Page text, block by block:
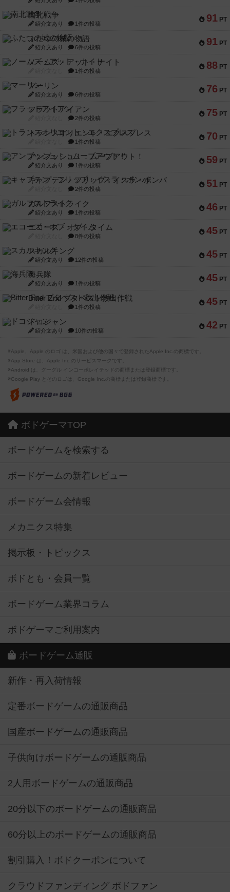
91 PT
南北戦争
紹介文あり 1件の投稿
91 PT
ふたつの城の物語
紹介文あり 6件の投稿
88 PT
ノームズ・アット・ナイト
1件の投稿
76 PT
マーリン
紹介文あり 6件の投稿
75 PT
フラットアイアン
2件の投稿
70 PT
トランスオリエント・エクスプレス
1件の投稿
59 PT
アンブッシュ！：ムーブアウト！
紹介文あり 1件の投稿
51 PT
キャプテン・フリップ：イスラ・ボンバ
2件の投稿
46 PT
ガルフストライク
紹介文あり 1件の投稿
45 PT
エコーズ・オブ・タイム
8件の投稿
45 PT
スカルキング
紹介文あり 12件の投稿
45 PT
海兵隊
紹介文あり 1件の投稿
45 PT
Bitter End ブタペスト救出作戦
1件の投稿
42 PT
ドコジャン
紹介文あり 10件の投稿
※Apple、Apple のロゴ は、米国および他の国々で登録されたApple Inc.の商標です。
※App Store は、Apple Inc.のサービスマークです。
※Android は、グーグル インコーポレイテッドの商標または登録商標です。
※Google Play とそのロゴは、Google Inc.の商標または登録商標です。
ボドゲーマTOP
ボードゲームを検索する
ボードゲームの新着レビュー
ボードゲーム会情報
メカニクス特集
掲示板・トピックス
ボドとも・会員一覧
ボードゲーム業界コラム
ボドゲーマご利用案内
ボードゲーム通販
新作・再入荷情報
定番ボードゲームの通販商品
国産ボードゲームの通販商品
子供向けボードゲームの通販商品
2人用ボードゲームの通販商品
20分以下のボードゲームの通販商品
60分以上のボードゲームの通販商品
割引購入！ボドクーポンについて
クラウドファンディング ボドファン